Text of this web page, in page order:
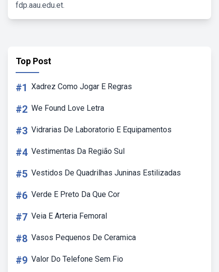
fdp.aau.edu.et.
Top Post
#1 Xadrez Como Jogar E Regras
#2 We Found Love Letra
#3 Vidrarias De Laboratorio E Equipamentos
#4 Vestimentas Da Região Sul
#5 Vestidos De Quadrilhas Juninas Estilizadas
#6 Verde E Preto Da Que Cor
#7 Veia E Arteria Femoral
#8 Vasos Pequenos De Ceramica
#9 Valor Do Telefone Sem Fio